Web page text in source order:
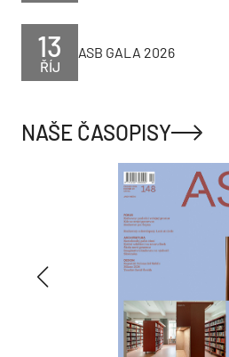
ŘÍJ
13 ASB GALA 2026
NAŠE ČASOPISY